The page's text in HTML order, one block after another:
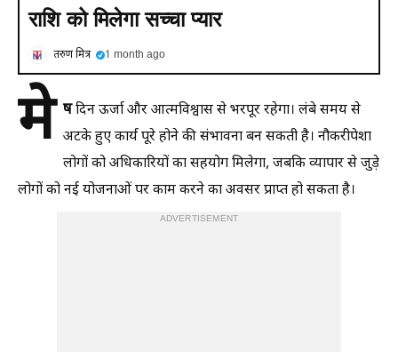
राशि को मिलेगा सच्चा प्यार
तरुण मित्र 1 month ago
मे षदिन ऊर्जा और आत्मविश्वास से भरपूर रहेगा। लंबे समय से
अटके हुए कार्य पूरे होने की संभावना बन सकती है। नौकरीपेशा
लोगों को अधिकारियों का सहयोग मिलेगा, जबकि व्यापार से जुड़े
लोगों को नई योजनाओं पर काम करने का अवसर प्राप्त हो सकता है।
ADVERTISEMENT